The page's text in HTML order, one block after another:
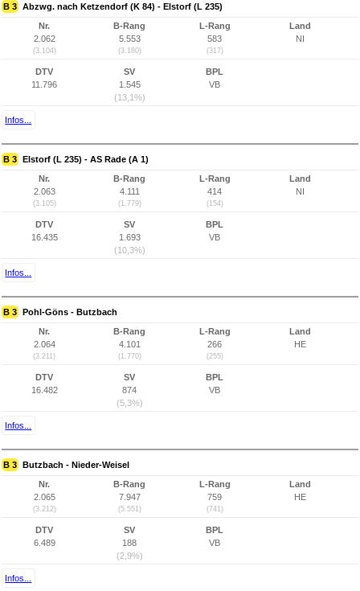
B 3 Abzwg. nach Ketzendorf (K 84) - Elstorf (L 235)
Nr.
2.062
(3.104)
B-Rang
5.553
(3.180)
L-Rang
583
(317)
Land
NI
DTV
11.796
SV
1.545
(13,1%)
BPL
VB
Infos...
B 3 Elstorf (L 235) - AS Rade (A 1)
Nr.
2.063
(3.105)
B-Rang
4.111
(1.779)
L-Rang
414
(154)
Land
NI
DTV
16.435
SV
1.693
(10,3%)
BPL
VB
Infos...
B 3 Pohl-Göns - Butzbach
Nr.
2.064
(3.211)
B-Rang
4.101
(1.770)
L-Rang
266
(255)
Land
HE
DTV
16.482
SV
874
(5,3%)
BPL
VB
Infos...
B 3 Butzbach - Nieder-Weisel
Nr.
2.065
(3.212)
B-Rang
7.947
(5.551)
L-Rang
759
(741)
Land
HE
DTV
6.489
SV
188
(2,9%)
BPL
VB
Infos...